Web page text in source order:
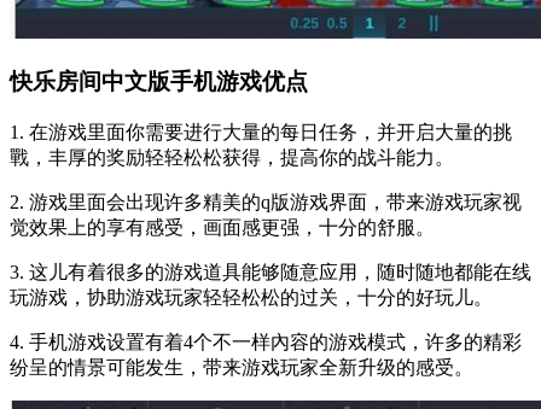
快乐房间中文版手机游戏优点
1. 在游戏里面你需要进行大量的每日任务，并开启大量的挑
戰，丰厚的奖励轻轻松松获得，提高你的战斗能力。
2. 游戏里面会出现许多精美的q版游戏界面，带来游戏玩家视
觉效果上的享有感受，画面感更强，十分的舒服。
3. 这儿有着很多的游戏道具能够随意应用，随时随地都能在线
玩游戏，协助游戏玩家轻轻松松的过关，十分的好玩儿。
4. 手机游戏设置有着4个不一样內容的游戏模式，许多的精彩
纷呈的情景可能发生，带来游戏玩家全新升级的感受。